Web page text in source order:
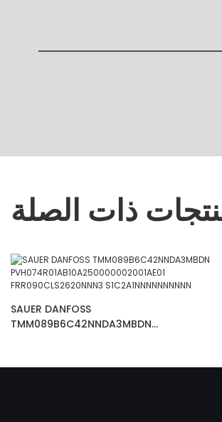
ذات الصلة
SAUER DANFOSS
TMM089B6C42NNDA3MBDN